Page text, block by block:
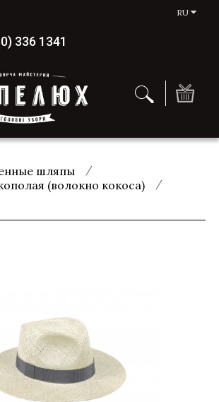
RU
336 1341
шляпы
(волокно кокоса)